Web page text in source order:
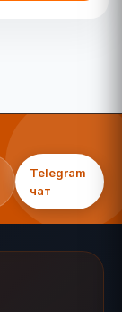
Telegram
чат